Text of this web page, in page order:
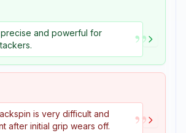
and powerful for
”
is very difficult and
after initial grip wears off.
”